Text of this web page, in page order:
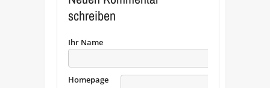
schreiben
Ihr Name
Homepage